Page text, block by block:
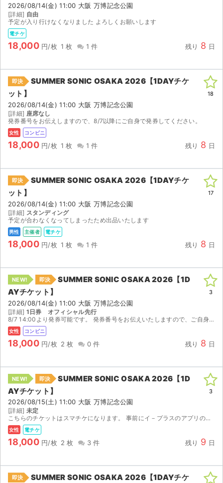
サイト情報
チケットジャム運営会社
チケットジャム利用規約
プライバシーポリシー
特定商取引法に基づく表記
公演登録依頼
不正転売禁止法について
チケットジャムの取り組み
2026/08/14(金) 11:00 大阪 万博記念公園
[詳細] 自由
予定が入り行けなくなりました よろしくお願いします
電チケ
18,000 円/枚 1 枚 1 件 残り 8 日
即決
SUMMER SONIC OSAKA 2026【1DAYチケ
ット】
2026/08/14(金) 11:00 大阪 万博記念公園
[詳細] 座席なし
発券番号をお伝えしますので、8/7以降にご自身で発券してください。
女性 コンビニ
18,000 円/枚 1 枚 1 件 残り 8 日
18
即決
SUMMER SONIC OSAKA 2026【1DAYチケ
ット】
2026/08/14(金) 11:00 大阪 万博記念公園
[詳細] スタンディング
予定が合わなくなってしまったため出品いたします
男性 主催者 電チケ
18,000 円/枚 1 枚 1 件 残り 8 日
17
NEW! 即決
SUMMER SONIC OSAKA 2026【1D
AYチケット】
2026/08/14(金) 11:00 大阪 万博記念公園
[詳細] 1日券 オフィシャル先行
8/7 14:00より発券可能です。 発券番号をお伝えいたしますので、ご自身でセブンイレブンにて発券をお願いいたします。 1枚/165円の発券手数料が別途かかります。ご了承ください。
女性 コンビニ
18,000 円/枚 2 枚 0 件 残り 8 日
3
NEW! 即決
SUMMER SONIC OSAKA 2026【1D
AYチケット】
2026/08/15(土) 11:00 大阪 万博記念公園
[詳細] 未定
こちらのチケットはスマチケになります。 事前にイ－プラスのアプリのインストールをお済ませください。 【注意事項】 公演が中止となった場合のみ、手数料を差し引いた金額を返金いたします。 取引確定...
女性 電チケ
18,000 円/枚 2 枚 3 件 残り 9 日
3
即決
SUMMER SONIC OSAKA 2026【1DAYチケ